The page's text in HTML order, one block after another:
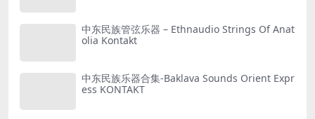
中东民族管弦乐器 – Ethnaudio Strings Of Anat
olia Kontakt
中东民族乐器合集-Baklava Sounds Orient Expr
ess KONTAKT